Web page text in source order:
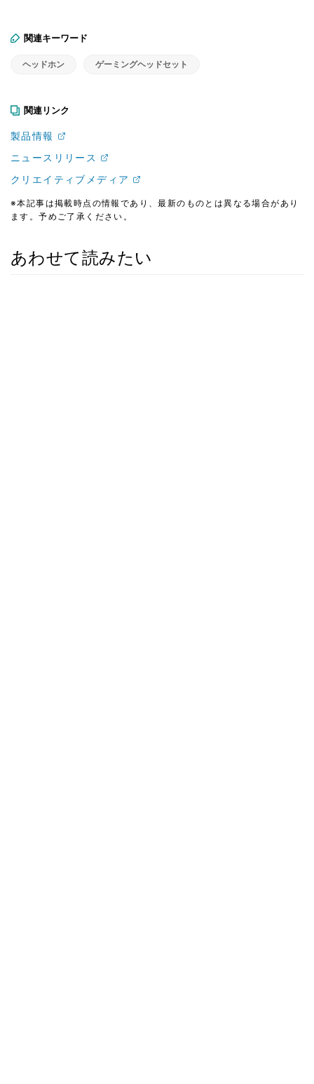
関連キーワード
ヘッドホン ゲーミングヘッドセット
関連リンク
製品情報
ニュースリリース
クリエイティブメディア
※本記事は掲載時点の情報であり、最新のものとは異なる場合があり
ます。予めご了承ください。
あわせて読みたい